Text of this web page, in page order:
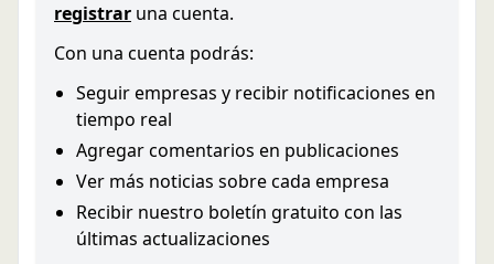
registrar una cuenta.
Con una cuenta podrás:
Seguir empresas y recibir notificaciones en
tiempo real
Agregar comentarios en publicaciones
Ver más noticias sobre cada empresa
Recibir nuestro boletín gratuito con las
últimas actualizaciones